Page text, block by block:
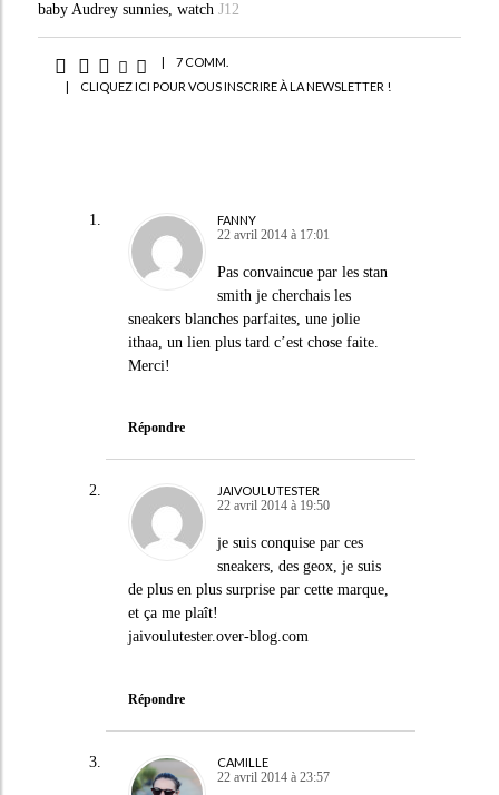
baby Audrey sunnies, watch J12
|
7 COMM.
|
CLIQUEZ ICI POUR VOUS INSCRIRE À LA NEWSLETTER !
FANNY
22 avril 2014 à 17:01
Pas convaincue par les stan
smith je cherchais les
sneakers blanches parfaites, une jolie
ithaa, un lien plus tard c’est chose faite.
Merci!
Répondre
JAIVOULUTESTER
22 avril 2014 à 19:50
je suis conquise par ces
sneakers, des geox, je suis
de plus en plus surprise par cette marque,
et ça me plaît!
jaivoulutester.over-blog.com
Répondre
CAMILLE
22 avril 2014 à 23:57